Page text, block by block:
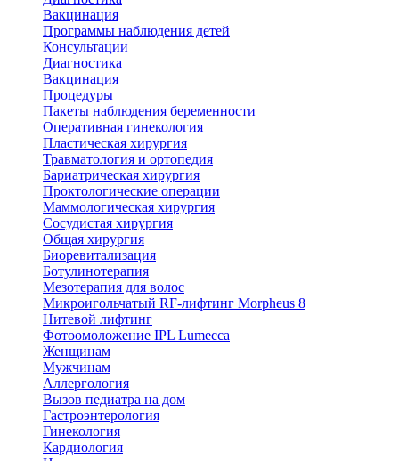
Вакцинация
Программы наблюдения детей
Консультации
Диагностика
Вакцинация
Процедуры
Пакеты наблюдения беременности
Оперативная гинекология
Пластическая хирургия
Травматология и ортопедия
Бариатрическая хирургия
Проктологические операции
Маммологическая хирургия
Сосудистая хирургия
Общая хирургия
Биоревитализация
Ботулинотерапия
Мезотерапия для волос
Микроигольчатый RF-лифтинг Morpheus 8
Нитевой лифтинг
Фотоомоложение IPL Lumecca
Женщинам
Мужчинам
Аллергология
Вызов педиатра на дом
Гастроэнтерология
Гинекология
Кардиология